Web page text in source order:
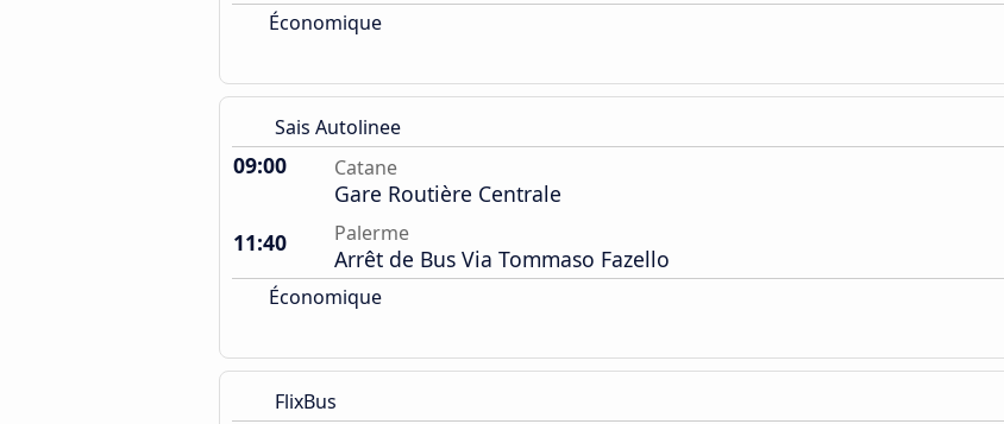
Économique
Sais Autolinee
09:00 Catane
Gare Routière Centrale
11:40
Palerme
Arrêt de Bus Via Tommaso Fazello
Économique
FlixBus